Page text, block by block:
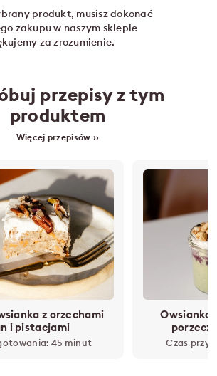
produkt, musisz dokonać
zakupu w naszym sklepie
za zrozumienie.
przepisy z tym
produktem
Więcej przepisów ››
z orzechami
i pistacjami
45 minut
Owsianka
Czas